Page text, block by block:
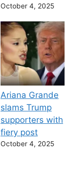
October 4, 2025
Ariana Grande
slams Trump
supporters with
fiery post
October 4, 2025